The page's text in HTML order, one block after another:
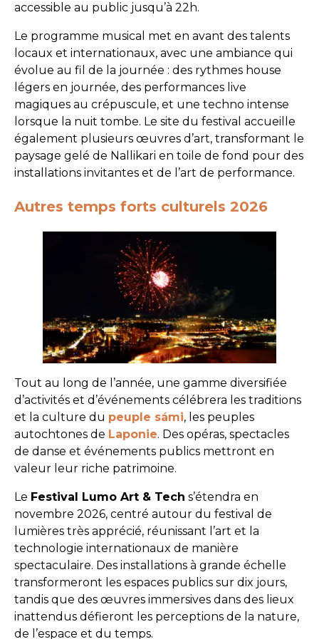
accessible au public jusqu’à 22h.
Le programme musical met en avant des talents
locaux et internationaux, avec une ambiance qui
évolue au fil de la journée : des rythmes house
légers en journée, des performances live
magiques au crépuscule, et une techno intense
lorsque la nuit tombe. Le site du festival accueille
également plusieurs œuvres d’art, transformant le
paysage gelé de Nallikari en toile de fond pour des
installations invitantes et de l’art de performance.
Autres temps forts culturels 2026
Tout au long de l’année, une gamme diversifiée
d’activités et d’événements célébrera les traditions
et la culture du peuple sámi, les peuples
autochtones de Laponie. Des opéras, spectacles
de danse et événements publics mettront en
valeur leur riche patrimoine.
Le Festival Lumo Art & Tech s’étendra en
novembre 2026, centré autour du festival de
lumières très apprécié, réunissant l’art et la
technologie internationaux de manière
spectaculaire. Des installations à grande échelle
transformeront les espaces publics sur dix jours,
tandis que des œuvres immersives dans des lieux
inattendus défieront les perceptions de la nature,
de l’espace et du temps.